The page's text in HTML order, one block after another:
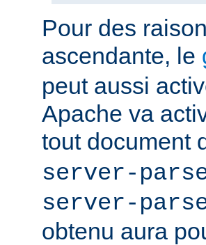
Pour des
ascendante, le
peut aussi
Apache va
tout document
server-
server-
obtenu aura